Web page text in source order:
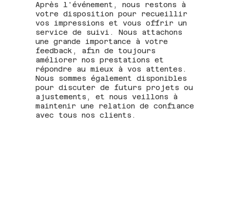
Après l'événement, nous restons à
votre disposition pour recueillir
vos impressions et vous offrir un
service de suivi. Nous attachons
une grande importance à votre
feedback, afin de toujours
améliorer nos prestations et
répondre au mieux à vos attentes.
Nous sommes également disponibles
pour discuter de futurs projets ou
ajustements, et nous veillons à
maintenir une relation de confiance
avec tous nos clients.